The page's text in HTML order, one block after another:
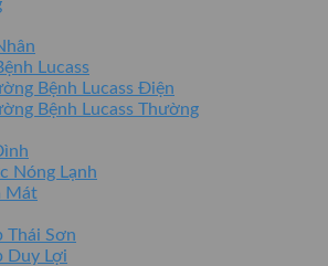
Lucass
Bệnh Lucass Điện
Bệnh Lucass Thường
Nóng Lạnh
Mát
Thái Sơn
Duy Lợi